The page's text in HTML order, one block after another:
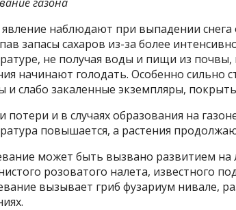
явление наблюдают при выпадении
запасы сахаров из-за более
не получая воды и пищи из почвы,
начинают голодать. Особенно сильно
и слабо закаленные экземпляры,
потери и в случаях образования на
повышается, а растения
может быть вызвано развитием на
розоватого налета, известного
вызывает гриб фузариум нивале,